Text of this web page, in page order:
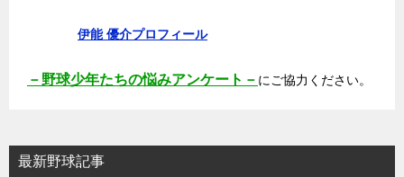
伊能 優介プロフィール
－野球少年たちの悩みアンケート－ にご協力ください。
最新野球記事